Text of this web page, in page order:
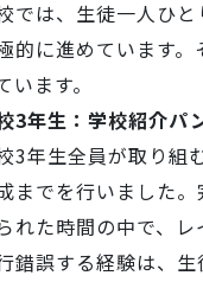
では、生徒一人ひ
的に進めています
います。
3年生：学校紹介パ
3年生全員が取り組
までを行いました
れた時間の中で、
錯誤する経験は、